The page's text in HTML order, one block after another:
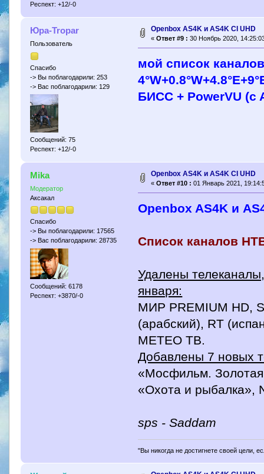
Респект: +12/-0
Юра-Tropar
Пользователь
Спасибо
-> Вы поблагодарили: 253
-> Вас поблагодарили: 129
Сообщений: 75
Респект: +12/-0
Openbox AS4K и AS4K CI UHD
« Ответ #9 : 30 Ноябрь 2020,
мой список
БИСС + PowerVU (c
Mika
Модератор
Аксакал
Спасибо
-> Вы поблагодарили: 17565
-> Вас поблагодарили: 28735
Сообщений: 6178
Респект: +3870/-0
Openbox AS4K и AS4K CI UHD
« Ответ #10 : 01 Январь 2021,
Openbox AS4K и
Список каналов
Удалены
января:
МИР PREMIUM HD,
(арабский), RT
МЕТЕО ТВ.
Добавлены 7 новых
«Мосфильм.
«Охота и рыбалка»,
sps - Saddam
"Вы никогда не достигнете своей цели,